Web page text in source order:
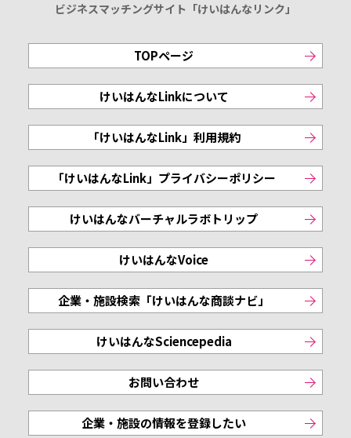
ビジネスマッチングサイト「けいはんなリンク」
TOPページ
けいはんなLinkについて
「けいはんなLink」利用規約
「けいはんなLink」プライバシーポリシー
けいはんなバーチャルラボトリップ
けいはんなVoice
企業・施設検索「けいはんな商談ナビ」
けいはんなSciencepedia
お問い合わせ
企業・施設の情報を登録したい